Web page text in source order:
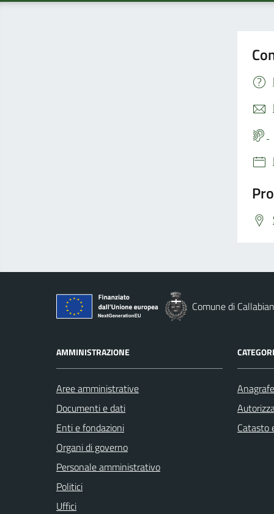
Comune di
AMMINISTRAZIONE
Aree amministrative
Documenti e dati
Enti e fondazioni
Organi di governo
Personale amministrativo
Politici
Uffici
Catasto